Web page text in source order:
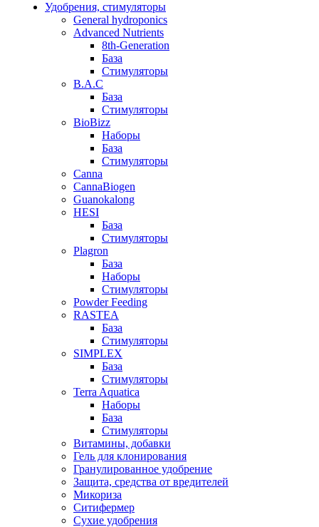
Удобрения, стимуляторы
General hydroponics
Advanced Nutrients
8th-Generation
База
Стимуляторы
B.A.C
База
Стимуляторы
BioBizz
Наборы
База
Стимуляторы
Canna
CannaBiogen
Guanokalong
HESI
База
Стимуляторы
Plagron
База
Наборы
Стимуляторы
Powder Feeding
RASTEA
База
Стимуляторы
SIMPLEX
База
Стимуляторы
Terra Aquatica
Наборы
База
Стимуляторы
Витамины, добавки
Гель для клонирования
Гранулированное удобрение
Защита, средства от вредителей
Микориза
Ситифермер
Сухие удобрения